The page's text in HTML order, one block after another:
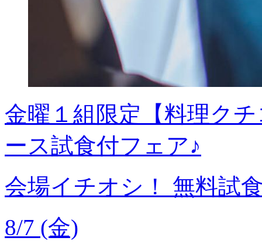
金曜１組限定【料理ク
ース試食付フェア♪
会場イチオシ！
無料試
8/7 (金)